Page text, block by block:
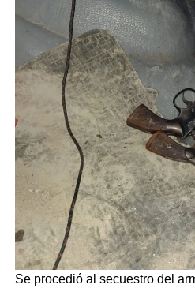
Se procedió al secuestro del